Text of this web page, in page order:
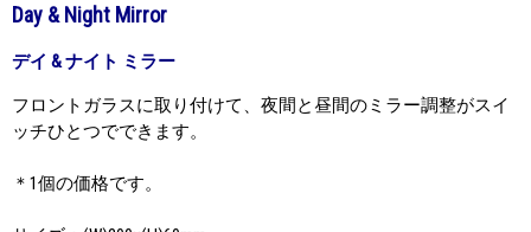
Day & Night Mirror
デイ & ナイト ミラー
フロントガラスに取り付けて、夜間と昼間のミラー調整がスイ
ッチひとつでできます。
＊1個の価格です。